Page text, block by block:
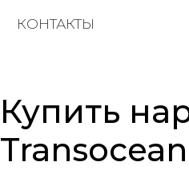
КОНТАКТЫ
Купить